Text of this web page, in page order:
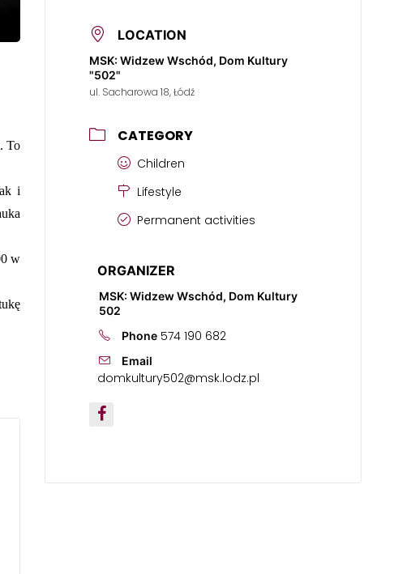
To
i
w
wolnych miejsc.
LOCATION
MSK: Widzew Wschód, Dom Kultury
"502"
ul. Sacharowa 18, Łódź
CATEGORY
Children
Lifestyle
Permanent activities
ORGANIZER
MSK: Widzew Wschód, Dom Kultury
502
Phone 574 190 682
Email
domkultury502@msk.lodz.pl